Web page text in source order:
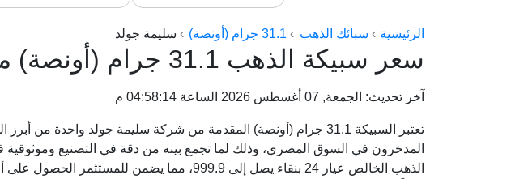
الرئيسية سبائك الذهب 31.1 جرام (أونصة) سليمة جولد
سعر سبيكة الذهب 31.1 جرام (أونصة) من سليمة جولد
آخر تحديث: الجمعة, 07 أغسطس 2026 الساعة 04:58:14 م
تعتبر السبيكة 31.1 جرام (أونصة) المقدمة من شركة سليمة جولد واحدة من
المدخرون في السوق المصري، وذلك لما تجمع بينه من دقة في التصنيع وموثوقية
الذهب الخالص عيار 24 بنقاء يصل إلى 999.9، مما يضمن